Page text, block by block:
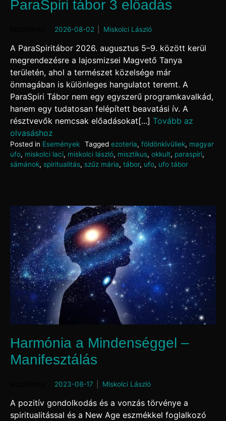
ParaSpiri tábor 3 előadás
2026-08-02by Miskolci László
A ParaSpiritábor 2026. augusztus 5–9. között kerül
megrendezésre a lajosmizsei Magvető Tanya
területén, ahol a természet közelsége már
önmagában is különleges hangulatot teremt. A
ParaSpiri Tábor nem egy egyszerű programkavalkád,
hanem egy tudatosan felépített beavatási ív. A
résztvevők nemcsak előadásokat[...] Tovább az
olvasáshoz
Posted in Események Tagged ezoteria, földönkívüliek, magyar
ufo, miskolci laci, miskolci lászló, misztikus, okkult, paraspiri,
sámánok, spiritualitás, szűz mária, tábor, ufo, ufo tábor
Harmónia a Mindenséggel –
Manifesztálás
2023-08-17by Miskolci László
A pozitív gondolkodás és a vonzás törvénye a
spiritualitással és a New Age eszmékkel foglalkozó